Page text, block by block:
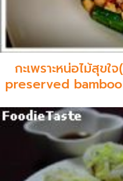
กะเพราะหน่อไม้สุข
preserved